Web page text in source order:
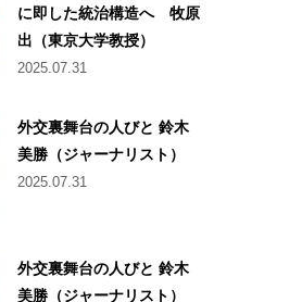
に即した統治構造へ 牧原
出（東京大学教授）
2025.07.31
外交裏舞台の人びと 鈴木
美勝（ジャーナリスト）
2025.07.31
外交裏舞台の人びと 鈴木
美勝（ジャーナリスト）